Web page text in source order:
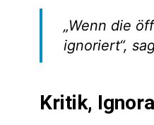
„Wenn die
ignoriert“,
Kritik,